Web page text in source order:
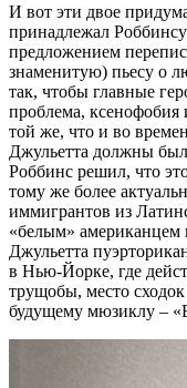
И вот эти двое
принадлежал
предложением
знаменитую) пьесу о
так, чтобы главные
проблема, ксенофобия
той же, что и во
Джульетта должны
Роббинс решил, что
тому же более
иммигрантов из
«белым» американцем
Джульетта
в Нью-Йорке, где
трущобы, место
будущему мюзиклу –